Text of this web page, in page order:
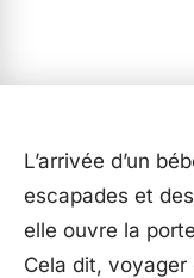
L’arrivée d’un
escapades et
elle ouvre la
Cela dit, voyager